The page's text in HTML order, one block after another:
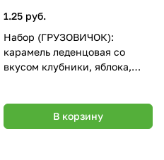
1.25 руб.
Набор (ГРУЗОВИЧОК):
карамель леденцовая со
вкусом клубники, яблока,
В корзину